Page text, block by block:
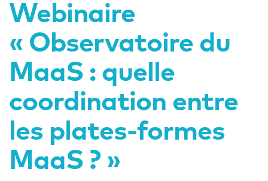
Webinaire
« Observatoire du
MaaS : quelle
coordination entre
les plates-formes
MaaS ? »